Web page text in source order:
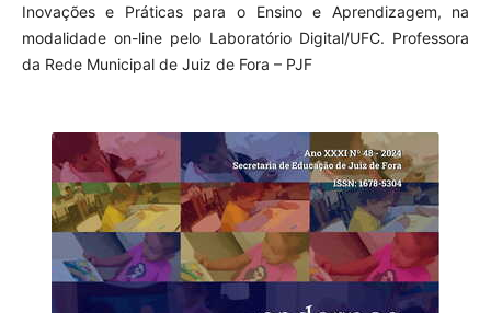
Inovações e Práticas para o Ensino e Aprendizagem, na
modalidade on-line pelo Laboratório Digital/UFC. Professora
da Rede Municipal de Juiz de Fora – PJF